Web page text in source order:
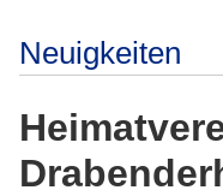
Neuigkeiten